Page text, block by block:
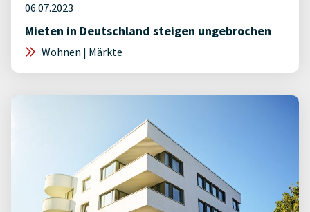
06.07.2023
Mieten in Deutschland steigen ungebrochen
Wohnen | Märkte